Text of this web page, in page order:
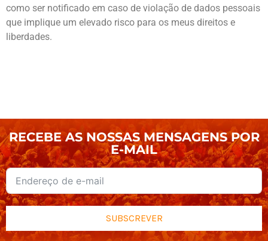
como ser notificado em caso de violação de dados pessoais
que implique um elevado risco para os meus direitos e
liberdades.
RECEBE AS NOSSAS MENSAGENS POR
E-MAIL
SUBSCREVER